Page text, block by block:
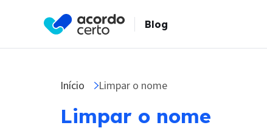
Blog
Início Limpar o nome
Limpar o nome